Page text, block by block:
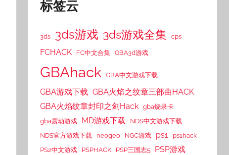
标签云
3ds 3ds游戏 3ds游戏全集 cps
FCHACK FC中文合集 GBA3d游戏
GBAhack GBA中文游戏下载
GBA游戏下载 GBA火焰之纹章三部曲HACK
GBA火焰纹章封印之剑Hack gba烧录卡
gba震动游戏
MD游戏下载
NDS中文游戏下载
NDS官方游戏下载
neogeo NGC游戏 ps1
ps1hack
PS2中文游戏
PSPHACK PSP三国志5 PSP游戏